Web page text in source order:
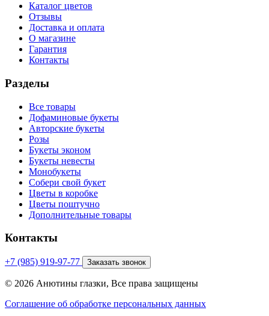
Каталог цветов
Отзывы
Доставка и оплата
О магазине
Гарантия
Контакты
Разделы
Все товары
Дофаминовые букеты
Авторские букеты
Розы
Букеты эконом
Букеты невесты
Монобукеты
Собери свой букет
Цветы в коробке
Цветы поштучно
Дополнительные товары
Контакты
+7 (985) 919-97-77 Заказать звонок
© 2026 Анютины глазки, Все права защищены
Соглашение об обработке персональных данных